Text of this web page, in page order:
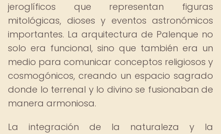
jeroglíficos que representan figuras
mitológicas, dioses y eventos astronómicos
importantes. La arquitectura de Palenque no
solo era funcional, sino que también era un
medio para comunicar conceptos religiosos y
cosmogónicos, creando un espacio sagrado
donde lo terrenal y lo divino se fusionaban de
manera armoniosa.
La integración de la naturaleza y la